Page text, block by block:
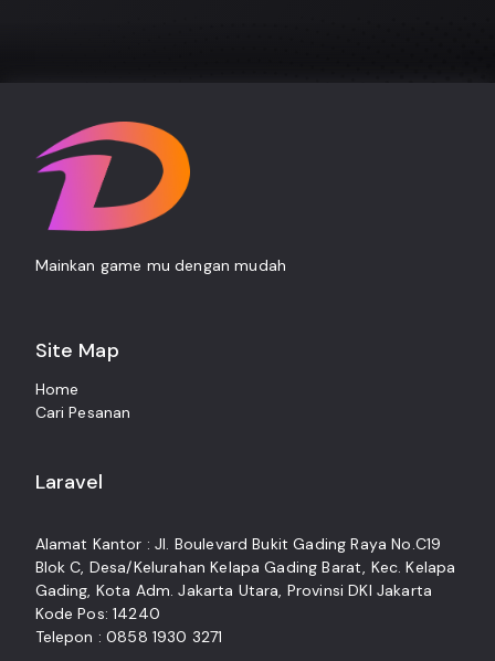
Mainkan game mu dengan mudah
Site Map
Home
Cari Pesanan
Laravel
Alamat Kantor : Jl. Boulevard Bukit Gading Raya No.C19
Blok C, Desa/Kelurahan Kelapa Gading Barat, Kec. Kelapa
Gading, Kota Adm. Jakarta Utara, Provinsi DKI Jakarta
Kode Pos: 14240
Telepon : 0858 1930 3271